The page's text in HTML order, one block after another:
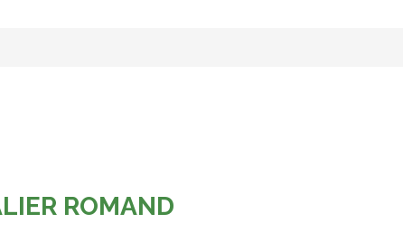
ROMAND